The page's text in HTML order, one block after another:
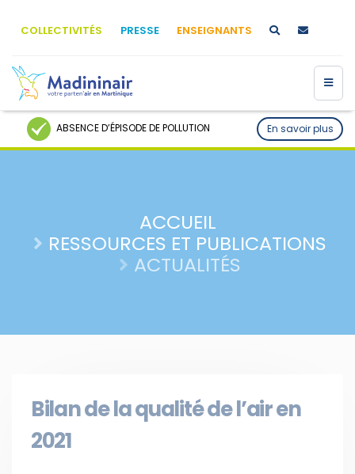
COLLECTIVITÉS PRESSE ENSEIGNANTS
ABSENCE D’ÉPISODE DE POLLUTION En savoir plus
ACCUEIL
RESSOURCES ET PUBLICATIONS
ACTUALITÉS
Bilan de la qualité de l’air en
2021